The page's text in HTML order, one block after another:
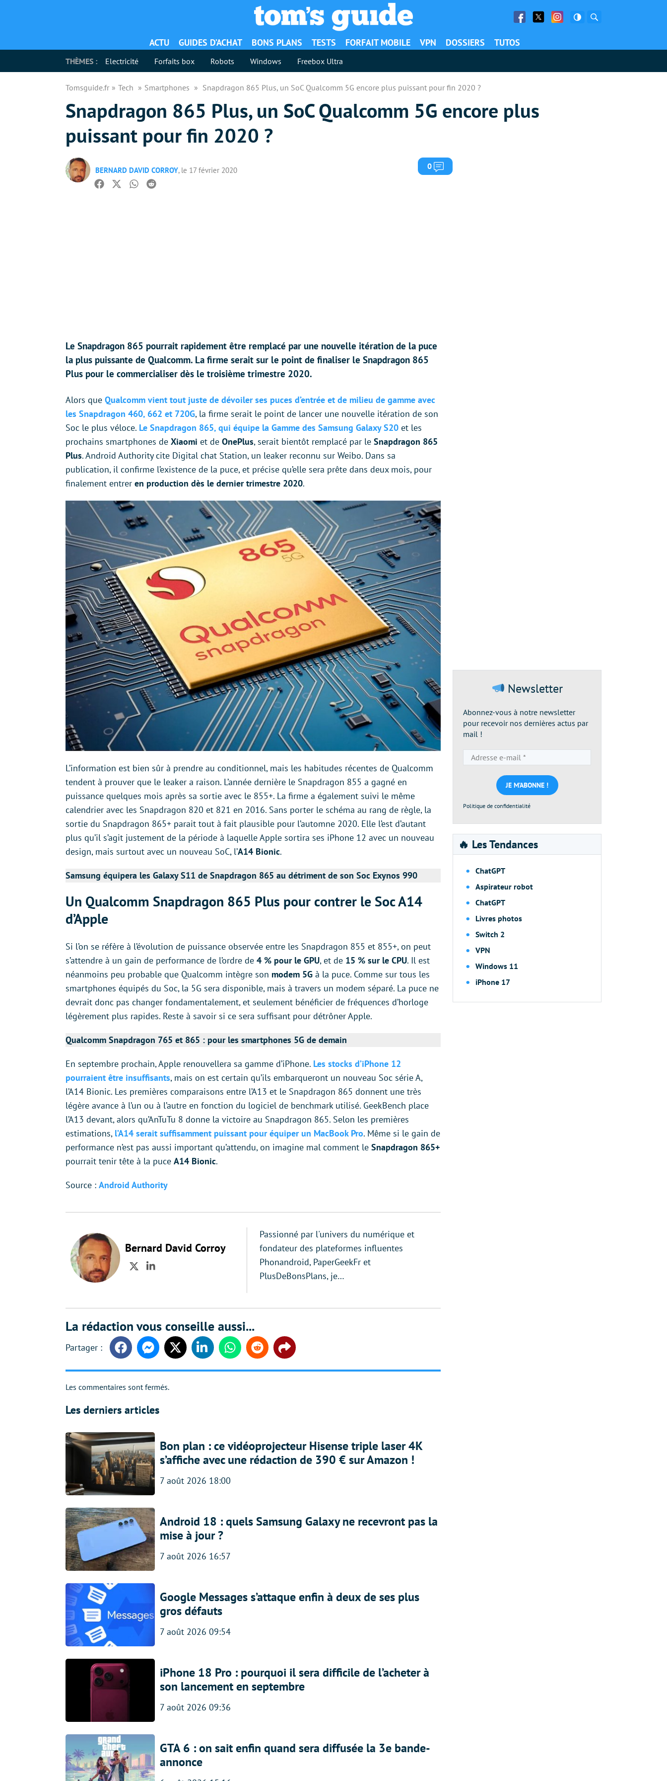
Facebook
Twitter Facebook
ACTU GUIDES D’ACHAT BONS PLANS TESTS FORFAIT MOBILE VPN DOSSIERS TUTOS
THÈMES : Electricité Forfaits box Robots Windows Freebox Ultra
Tomsguide.fr Tech Smartphones Snapdragon 865 Plus, un SoC Qualcomm 5G encore plus puissant pour fin 2020 ?
Snapdragon 865 Plus, un SoC Qualcomm 5G encore plus
puissant pour fin 2020 ?
BERNARD DAVID CORROY, le 17 février 2020 0 Commentaires
Facebook
TwitterWhatsapp
Reddit
Le Snapdragon 865 pourrait rapidement être remplacé par une nouvelle itération de la puce
la plus puissante de Qualcomm. La firme serait sur le point de finaliser le Snapdragon 865
Plus pour le commercialiser dès le troisième trimestre 2020.
Alors que Qualcomm vient tout juste de dévoiler ses puces d’entrée et de milieu de gamme avec
les Snapdragon 460, 662 et 720G, la firme serait le point de lancer une nouvelle itération de son
Soc le plus véloce. Le Snapdragon 865, qui équipe la Gamme des Samsung Galaxy S20 et les
prochains smartphones de Xiaomi et de OnePlus, serait bientôt remplacé par le Snapdragon 865
Plus. Android Authority cite Digital chat Station, un leaker reconnu sur Weibo. Dans sa
publication, il confirme l’existence de la puce, et précise qu’elle sera prête dans deux mois, pour
finalement entrer en production dès le dernier trimestre 2020.
L’information est bien sûr à prendre au conditionnel, mais les habitudes récentes de Qualcomm
tendent à prouver que le leaker a raison. L’année dernière le Snapdragon 855 a gagné en
puissance quelques mois après sa sortie avec le 855+. La firme a également suivi le même
calendrier avec les Snapdragon 820 et 821 en 2016. Sans porter le schéma au rang de règle, la
sortie du Snapdragon 865+ parait tout à fait plausible pour l’automne 2020. Elle l’est d’autant
plus qu’il s’agit justement de la période à laquelle Apple sortira ses iPhone 12 avec un nouveau
design, mais surtout avec un nouveau SoC, l’A14 Bionic.
Samsung équipera les Galaxy S11 de Snapdragon 865 au détriment de son Soc Exynos 990
Un Qualcomm Snapdragon 865 Plus pour contrer le Soc A14
d’Apple
Si l’on se réfère à l’évolution de puissance observée entre les Snapdragon 855 et 855+, on peut
s’attendre à un gain de performance de l’ordre de 4 % pour le GPU, et de 15 % sur le CPU. Il est
néanmoins peu probable que Qualcomm intègre son modem 5G à la puce. Comme sur tous les
smartphones équipés du Soc, la 5G sera disponible, mais à travers un modem séparé. La puce ne
devrait donc pas changer fondamentalement, et seulement bénéficier de fréquences d’horloge
légèrement plus rapides. Reste à savoir si ce sera suffisant pour détrôner Apple.
Qualcomm Snapdragon 765 et 865 : pour les smartphones 5G de demain
En septembre prochain, Apple renouvellera sa gamme d’iPhone. Les stocks d’iPhone 12
pourraient être insuffisants, mais on est certain qu’ils embarqueront un nouveau Soc série A,
l’A14 Bionic. Les premières comparaisons entre l’A13 et le Snapdragon 865 donnent une très
légère avance à l’un ou à l’autre en fonction du logiciel de benchmark utilisé. GeekBench place
l’A13 devant, alors qu’AnTuTu 8 donne la victoire au Snapdragon 865. Selon les premières
estimations, l’A14 serait suffisamment puissant pour équiper un MacBook Pro. Même si le gain de
performance n’est pas aussi important qu’attendu, on imagine mal comment le Snapdragon 865+
pourrait tenir tête à la puce A14 Bionic.
Source : Android Authority
Bernard David Corroy
TwitterLinkedIn
Passionné par l'univers du numérique et
fondateur des plateformes influentes
Phonandroid, PaperGeekFr et
PlusDeBonsPlans, je…
La rédaction vous conseille aussi...
FacebookMessengerTwitter LinkedinWhatsappReddit Share
Les commentaires sont fermés.
Les derniers articles
Bon plan : ce vidéoprojecteur Hisense triple laser 4K
s’affiche avec une rédaction de 390 € sur Amazon !
7 août 2026 18:00
Android 18 : quels Samsung Galaxy ne recevront pas la
mise à jour ?
7 août 2026 16:57
Google Messages s’attaque enfin à deux de ses plus
gros défauts
7 août 2026 09:54
iPhone 18 Pro : pourquoi il sera difficile de l’acheter à
son lancement en septembre
7 août 2026 09:36
GTA 6 : on sait enfin quand sera diffusée la 3e bande-
annonce
Newsletter
Abonnez-vous à notre newsletter
pour recevoir nos dernières actus par
mail !
e-
mail
*
Politique de confidentialité
🔥 Les Tendances
ChatGPT
Aspirateur robot
ChatGPT
Livres photos
Switch 2
VPN
Windows 11
iPhone 17